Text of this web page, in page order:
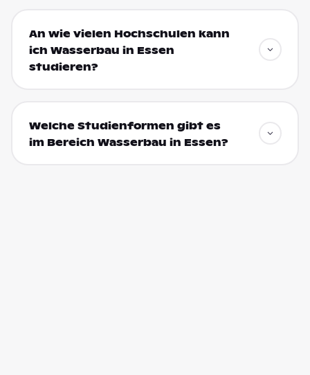
An wie vielen Hochschulen kann
ich Wasserbau in Essen
studieren?
Welche Studienformen gibt es
im Bereich Wasserbau in Essen?